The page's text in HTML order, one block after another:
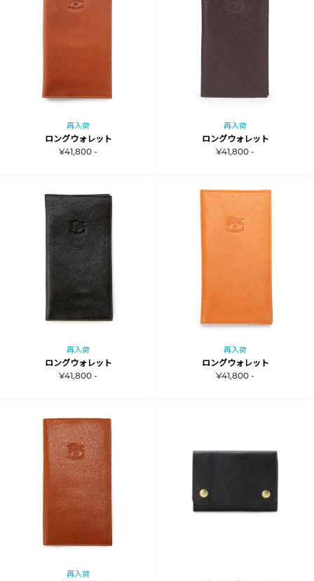
再入荷
ロングウォレット
¥41,800 -
再入荷
ロングウォレット
¥41,800 -
再入荷
ロングウォレット
¥41,800 -
再入荷
ロングウォレット
¥41,800 -
再入荷